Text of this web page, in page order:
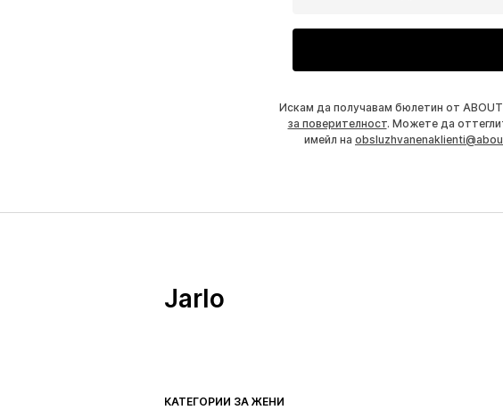
Искам да получавам бюлетин от
за поверителност. Можете да
имейл на
КАТЕГОРИИ ЗА ЖЕНИ
Jarlo